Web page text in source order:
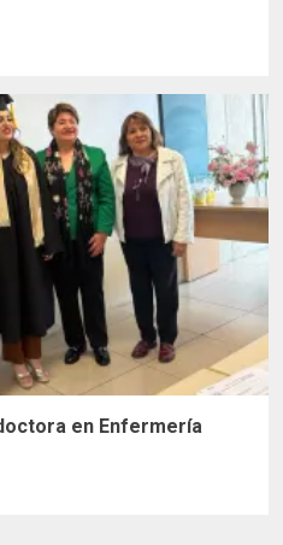
en Enfermería